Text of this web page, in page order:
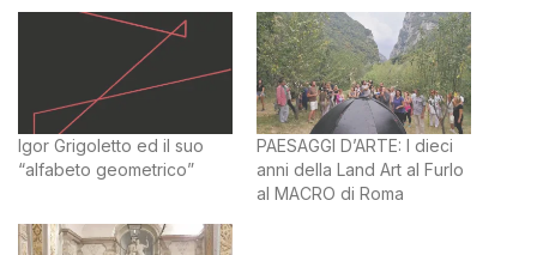
Igor Grigoletto ed il suo
“alfabeto geometrico”
PAESAGGI D’ARTE: I dieci
anni della Land Art al Furlo
al MACRO di Roma